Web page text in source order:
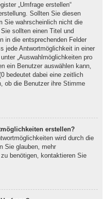
„Umfrage erstellen“
Sollten Sie diesen
Sie wahrscheinlich nicht die
sollten einen Titel und
in die entsprechenden Felder
jede Antwortmöglichkeit in einer
„Auswahlmöglichkeiten pro
ein Benutzer auswählen kann,
bedeutet dabei eine zeitlich
ob die Benutzer ihre Stimme
erstellen?
wird durch die
Sie glauben, mehr
benötigen, kontaktieren Sie